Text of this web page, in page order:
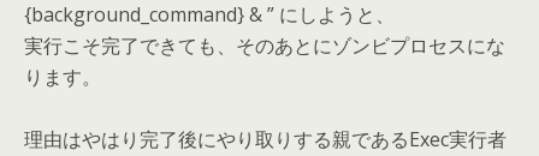
{background_command} & ” にしようと、
実行こそ完了できても、そのあとにゾンビプロセスにな
ります。
理由はやはり完了後にやり取りする親であるExec実行者